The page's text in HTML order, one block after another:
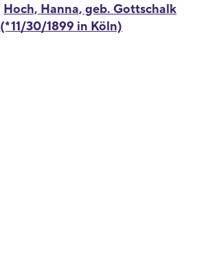
Hoch, Hanna, geb. Gottschalk
(*11/30/1899 in Köln)